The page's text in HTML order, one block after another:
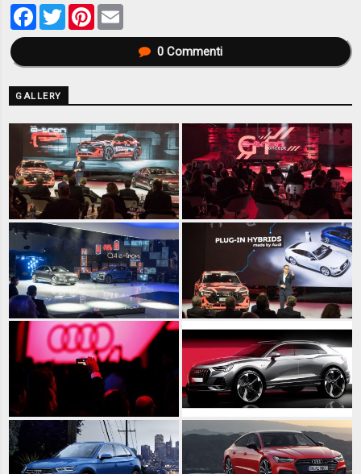
Facebook
TwitterPinterest
0Commenti
GALLERY